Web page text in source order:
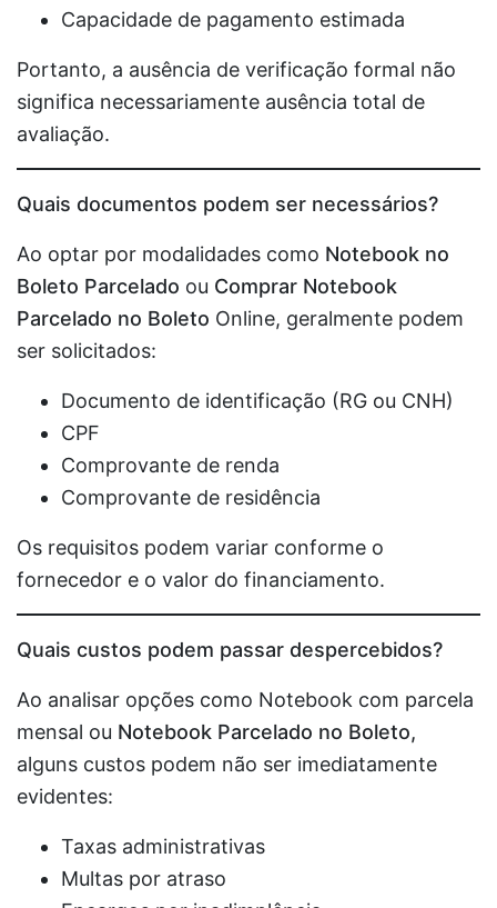
Capacidade de pagamento estimada
Portanto, a ausência de verificação formal não
significa necessariamente ausência total de
avaliação.
Quais documentos podem ser necessários?
Ao optar por modalidades como Notebook no
Boleto Parcelado ou Comprar Notebook
Parcelado no Boleto Online, geralmente podem
ser solicitados:
Documento de identificação (RG ou CNH)
CPF
Comprovante de renda
Comprovante de residência
Os requisitos podem variar conforme o
fornecedor e o valor do financiamento.
Quais custos podem passar despercebidos?
Ao analisar opções como Notebook com parcela
mensal ou Notebook Parcelado no Boleto,
alguns custos podem não ser imediatamente
evidentes:
Taxas administrativas
Multas por atraso